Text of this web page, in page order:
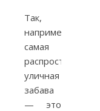
Так,
например,
самая
распространенная
уличная
забава
— это